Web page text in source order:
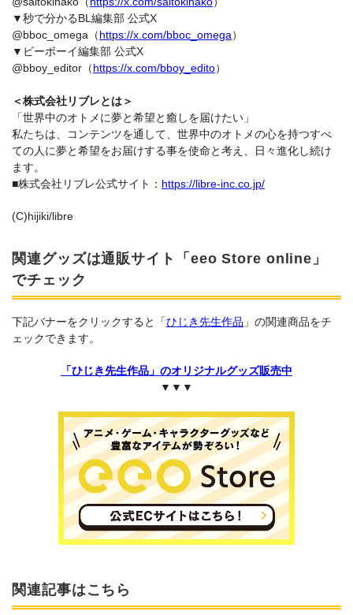
▼秒で分かるBL編集部 公式X
@bboc_omega（https://x.com/bboc_omega）
▼ビーボーイ編集部 公式X
@bboy_editor（https://x.com/bboy_edito）
＜株式会社リブレとは＞
「世界中のオトメに夢と希望と癒しを届けたい」
私たちは、コンテンツを通して、世界中のオトメの心を持つすべ
ての人に夢と希望をお届けする事を使命と考え、日々進化し続け
ます。
■株式会社リブレ公式サイト： https://libre-inc.co.jp/
(C)hijiki/libre
関連グッズは通販サイト「eeo Store online」
でチェック
下記バナーをクリックすると「ひじき先生作品 」の関連商品をチ
ェックできます。
「ひじき先生作品」のオリジナルグッズ販売中
▼▼▼
関連記事はこちら